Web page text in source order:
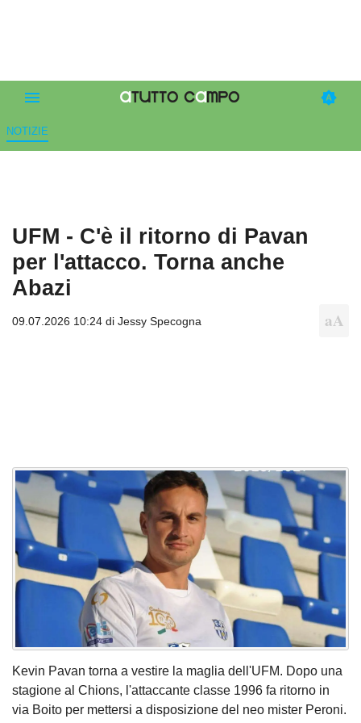
NOTIZIE
UFM - C'è il ritorno di Pavan
per l'attacco. Torna anche
Abazi
09.07.2026 10:24 di Jessy Specogna
Kevin Pavan torna a vestire la maglia dell'UFM. Dopo una
stagione al Chions, l'attaccante classe 1996 fa ritorno in
via Boito per mettersi a disposizione del neo mister Peroni.